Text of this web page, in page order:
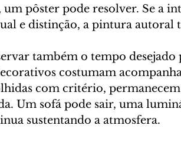
um pôster pode resolver. Se a
e distinção, a pintura autoral
também o tempo desejado
costumam
com critério,
Um sofá pode sair, uma
sustentando a atmosfera.